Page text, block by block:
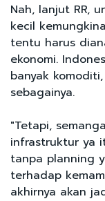
Nah, lanjut RR,
kecil
tentu harus
ekonomi.
banyak
sebagainya.
"Tetapi,
infrastruktur ya
tanpa planning
terhadap
akhirnya akan